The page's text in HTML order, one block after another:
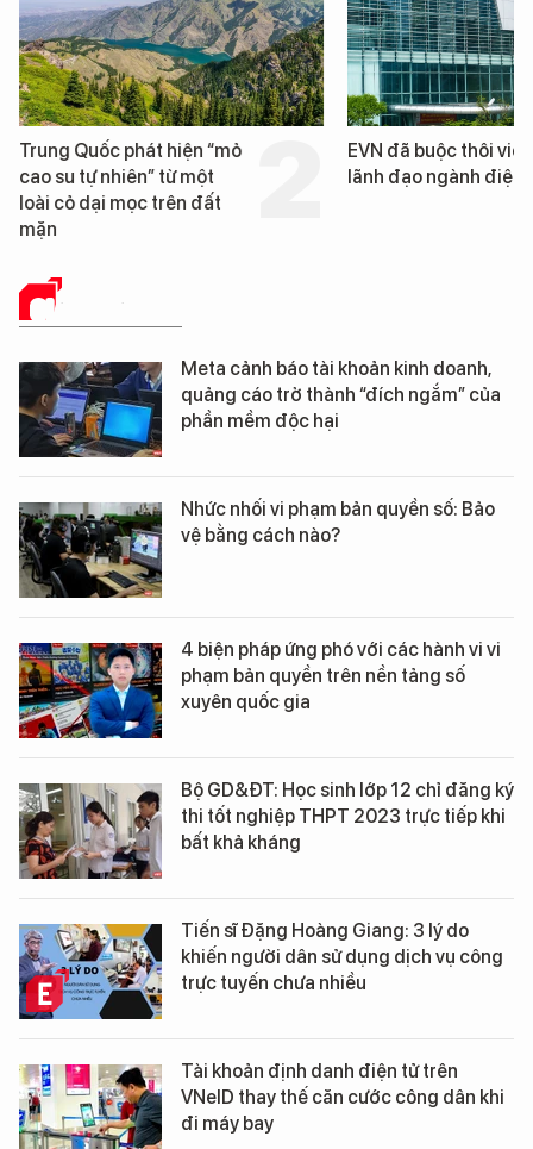
EVN đã buộc thôi việc 3
lãnh đạo ngành điện
Loạt dự án bất động
Đà Nẵng sắp bị kiểm
GIẢI PHÁP SỐ
Meta cảnh báo tài khoản kinh doanh,
quảng cáo trở thành “đích ngắm” của
phần mềm độc hại
Nhức nhối vi phạm bản quyền số: Bảo
vệ bằng cách nào?
4 biện pháp ứng phó với các hành vi vi
phạm bản quyền trên nền tảng số
xuyên quốc gia
Bộ GD&ĐT: Học sinh lớp 12 chỉ đăng ký
thi tốt nghiệp THPT 2023 trực tiếp khi
bất khả kháng
Tiến sĩ Đặng Hoàng Giang: 3 lý do
khiến người dân sử dụng dịch vụ công
trực tuyến chưa nhiều
Tài khoản định danh điện tử trên
VNeID thay thế căn cước công dân khi
đi máy bay